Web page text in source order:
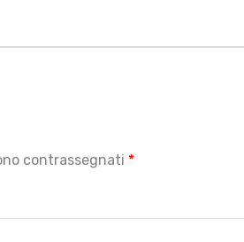
contrassegnati *